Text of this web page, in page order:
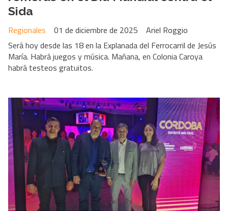
Sida
Ariel Roggio
Regionales
01 de diciembre de 2025
Será hoy desde las 18 en la Explanada del Ferrocarril de Jesús
María. Habrá juegos y música. Mañana, en Colonia Caroya
habrá testeos gratuitos.